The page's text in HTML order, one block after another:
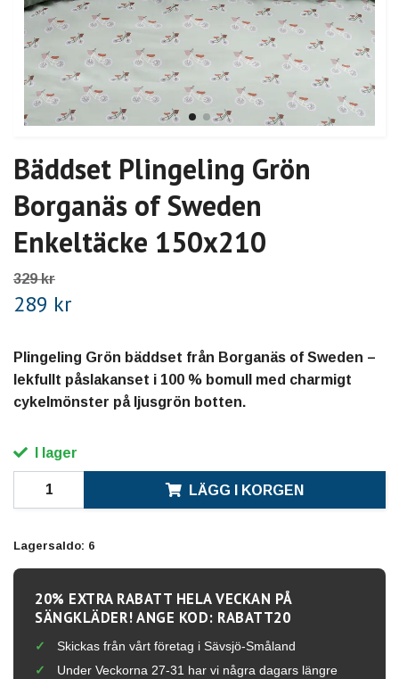
Bäddset Plingeling Grön
Borganäs of Sweden
Enkeltäcke 150x210
329 kr
289 kr
Plingeling Grön bäddset från Borganäs of Sweden –
lekfullt påslakanset i 100 % bomull med charmigt
cykelmönster på ljusgrön botten.
I lager
LÄGG I KORGEN
Lagersaldo: 6
20% EXTRA RABATT HELA VECKAN PÅ
SÄNGKLÄDER! ANGE KOD: RABATT20
Skickas från vårt företag i Sävsjö-Småland
Under Veckorna 27-31 har vi några dagars längre